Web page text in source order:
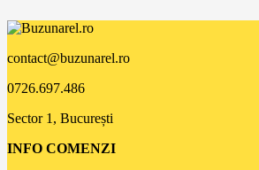
contact@buzunarel.ro
0726.697.486
Sector 1, București
INFO COMENZI